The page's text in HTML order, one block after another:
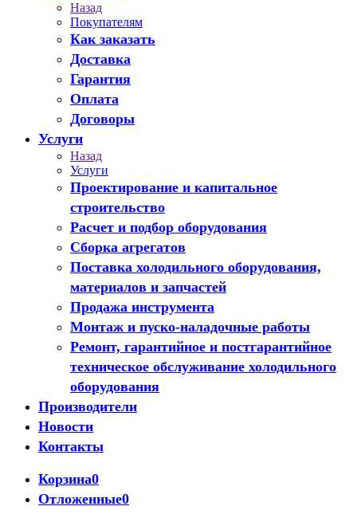
Назад
Покупателям
Как заказать
Доставка
Гарантия
Оплата
Договоры
Услуги
Назад
Услуги
Проектирование и капитальное
строительство
Расчет и подбор оборудования
Сборка агрегатов
Поставка холодильного оборудования,
материалов и запчастей
Продажа инструмента
Монтаж и пуско-наладочные работы
Ремонт, гарантийное и постгарантийное
техническое обслуживание холодильного
оборудования
Производители
Новости
Контакты
Корзина0
Отложенные0